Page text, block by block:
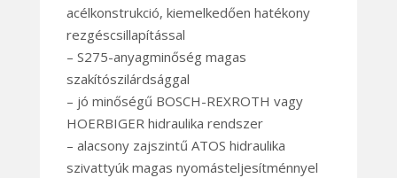
acélkonstrukció, kiemelkedően hatékony
rezgéscsillapítással
– S275-anyagminőség magas
szakítószilárdsággal
– jó minőségű BOSCH-REXROTH vagy
HOERBIGER hidraulika rendszer
– alacsony zajszintű ATOS hidraulika
szivattyúk magas nyomásteljesítménnyel